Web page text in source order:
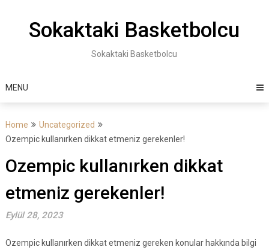
Sokaktaki Basketbolcu
Sokaktaki Basketbolcu
MENU
Home
Uncategorized
Ozempic kullanırken dikkat etmeniz gerekenler!
Ozempic kullanırken dikkat
etmeniz gerekenler!
Eylül 28, 2023
Ozempic kullanırken dikkat etmeniz gereken konular hakkında bilgi